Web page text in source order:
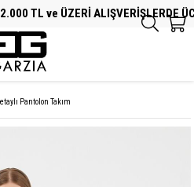
TL ve ÜZERİ ALIŞVERİŞLERDE
Pantolon Takım